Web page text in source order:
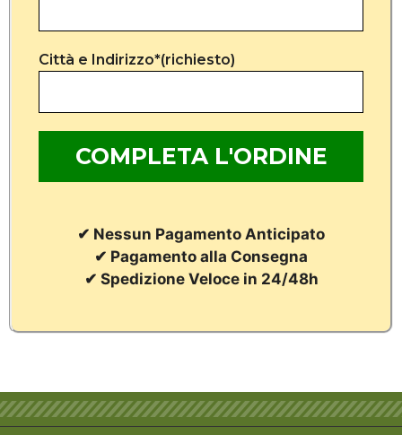
Città e Indirizzo*(richiesto)
✔ Nessun Pagamento Anticipato
✔ Pagamento alla Consegna
✔ Spedizione Veloce in 24/48h